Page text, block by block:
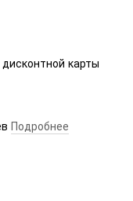
карты
Подробнее